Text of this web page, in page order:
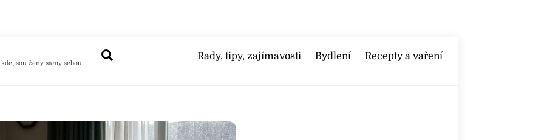
kde jsou ženy samy sebou
Rady, tipy, zajímavosti Bydlení Recepty a vaření